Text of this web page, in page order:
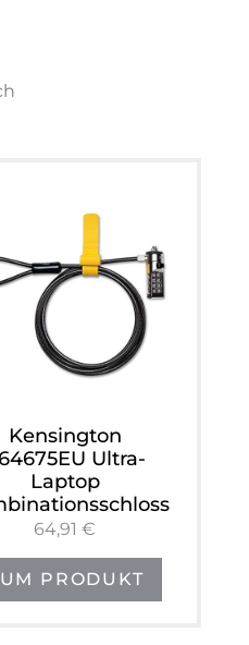
Kensington
Ultra-
Laptop
64,91 €
PRODUKT